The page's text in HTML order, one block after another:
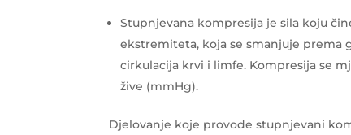
Stupnjevana kompresija je sila koju
ekstremiteta, koja se smanjuje
cirkulacija krvi i limfe. Kompresija se
žive (mmHg).
Djelovanje koje provode stupnjevani